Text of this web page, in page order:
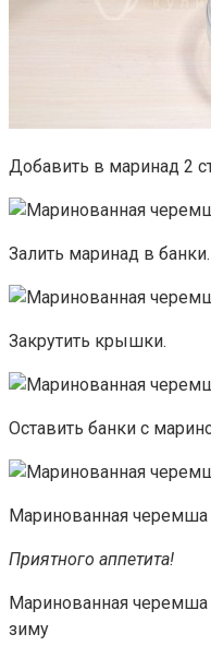
Добавить в маринад 2
Залить маринад в банки.
Закрутить крышки.
Оставить банки с
Маринованная черемша
Приятного аппетита!
Маринованная черемша
зиму